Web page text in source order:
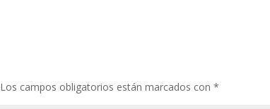
Los campos obligatorios están marcados con*